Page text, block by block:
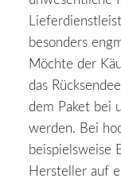
besonders
Möchte der
das
dem Paket bei
werden. Bei
beispielsweise
Hersteller auf